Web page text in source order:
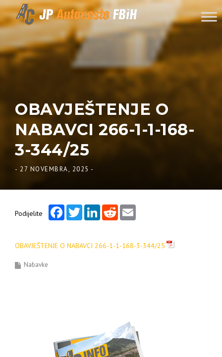
Skip to content
OBAVJEŠTENJE O
NABAVCI 266-1-1-168-
3-344/25
- 27 NOVEMBRA, 2025 -
Podijelite
FacebookTwitterLinkedInReddit
OBAVJEŠTENJE O NABAVCI 266-1-1-168-3-344/25
Nabavke